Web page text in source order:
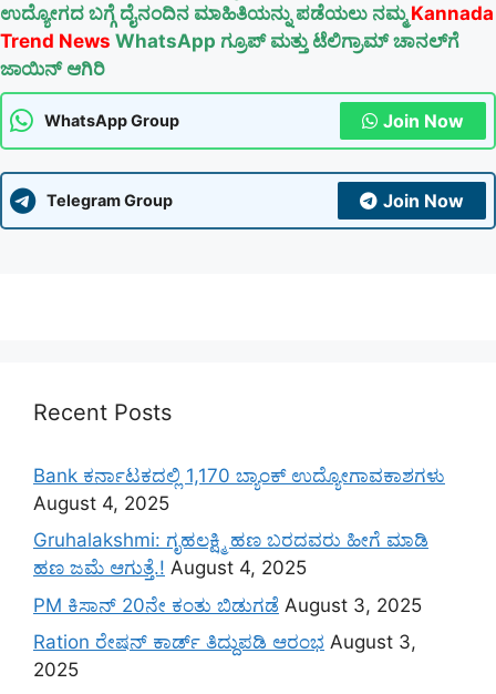
ಉದ್ಯೋಗದ ಬಗ್ಗೆ ದೈನಂದಿನ ಮಾಹಿತಿಯನ್ನು ಪಡೆಯಲು ನಮ್ಮ Kannada
Trend News WhatsApp ಗ್ರೂಪ್ ಮತ್ತು ಟೆಲಿಗ್ರಾಮ್ ಚಾನಲ್‌ಗೆ
ಜಾಯಿನ್ ಆಗಿರಿ
WhatsApp Group Join Now
Telegram Group Join Now
Recent Posts
Bank ಕರ್ನಾಟಕದಲ್ಲಿ 1,170 ಬ್ಯಾಂಕ್ ಉದ್ಯೋಗಾವಕಾಶಗಳು
August 4, 2025
Gruhalakshmi: ಗೃಹಲಕ್ಷ್ಮಿ ಹಣ ಬರದವರು ಹೀಗೆ ಮಾಡಿ
ಹಣ ಜಮೆ‌ ಆಗುತ್ತೆ.! August 4, 2025
PM ಕಿಸಾನ್ 20ನೇ ಕಂತು ಬಿಡುಗಡೆ August 3, 2025
Ration ರೇಷನ್ ಕಾರ್ಡ್ ತಿದ್ದುಪಡಿ ಆರಂಭ August 3,
2025